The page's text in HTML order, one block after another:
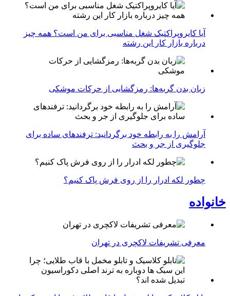
آیا کایروپراکتیک شغل مناسبی برای من است؟ همه چیز
درباره بازار کار این رشته
زبان بدن گربه‌ها: رمزگشایی از حرکات موشکی
آرامش را به رابطه خود برگردانید: ترفندهای ساده برای
جلوگیری از جر و بحث
چطور لکه ادرار را از روی فرش پاک کنیم؟
خانواده
معرفی تشریفات لاکچری در تهران